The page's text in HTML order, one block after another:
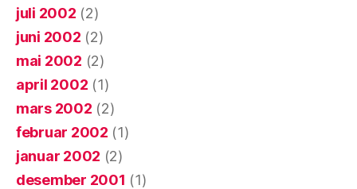
juli 2002 (2)
juni 2002 (2)
mai 2002 (2)
april 2002 (1)
mars 2002 (2)
februar 2002 (1)
januar 2002 (2)
desember 2001 (1)